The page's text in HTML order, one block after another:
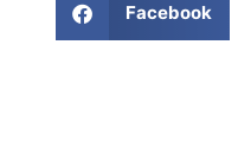
Facebook